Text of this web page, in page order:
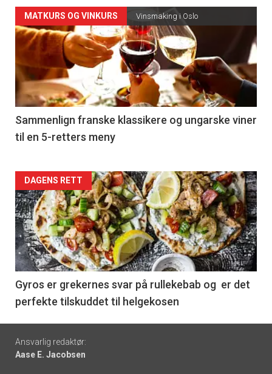
Forsiden
akkurat
nå
-
5
MATKURS OG VINKURS Vinsmaking i Oslo
Sammenlign franske klassikere og ungarske viner
til en 5-retters meny
Forsiden
akkurat
nå
-
6
DAGENS RETT
Gyros er grekernes svar på rullekebab og er det
perfekte tilskuddet til helgekosen
Footer
-
Ansvarlig redaktør:
Aase E. Jacobsen